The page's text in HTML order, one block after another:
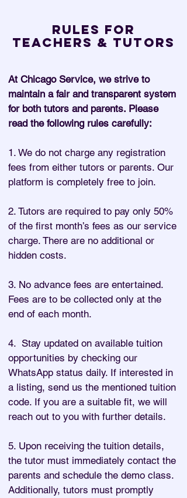
rules for
teachers & tutors
At Chicago Service, we strive to
maintain a fair and transparent system
for both tutors and parents. Please
read the following rules carefully:
1. We do not charge any registration
fees from either tutors or parents. Our
platform is completely free to join.
2. Tutors are required to pay only 50%
of the first month’s fees as our service
charge. There are no additional or
hidden costs.
3. No advance fees are entertained.
Fees are to be collected only at the
end of each month.
4. Stay updated on available tuition
opportunities by checking our
WhatsApp status daily. If interested in
a listing, send us the mentioned tuition
code. If you are a suitable fit, we will
reach out to you with further details.
5. Upon receiving the tuition details,
the tutor must immediately contact the
parents and schedule the demo class.
Additionally, tutors must promptly